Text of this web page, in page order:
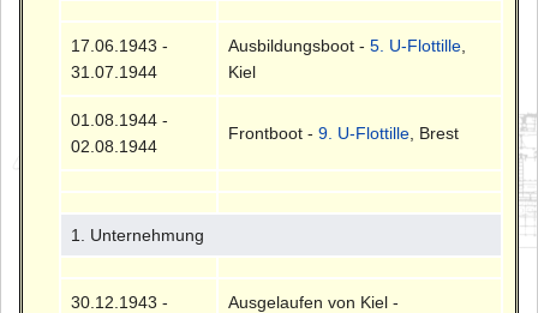
17.06.1943 -
31.07.1944
Ausbildungsboot -5. U-Flottille
Kiel
01.08.1944 -
02.08.1944
Frontboot -9. U-Flottille , Brest
1. Unternehmung
30.12.1943 -
Ausgelaufen von Kiel -